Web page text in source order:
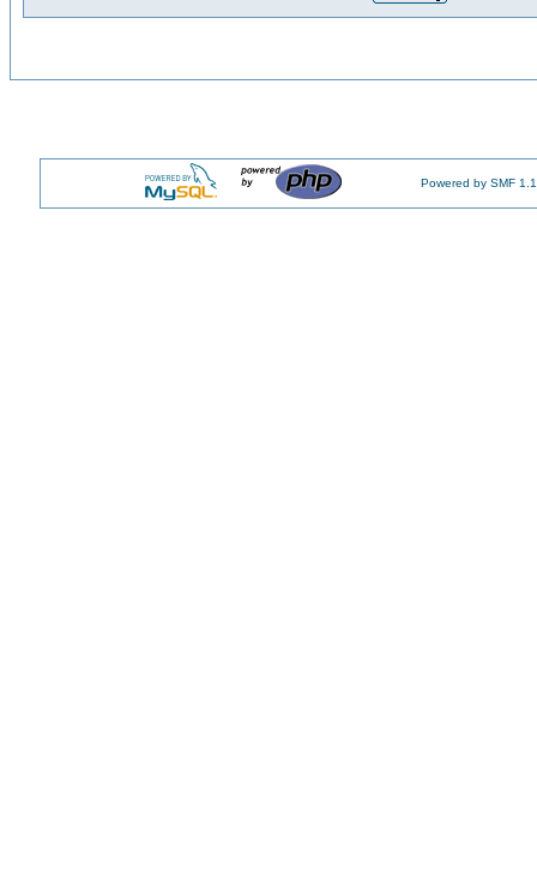
Powered by SMF